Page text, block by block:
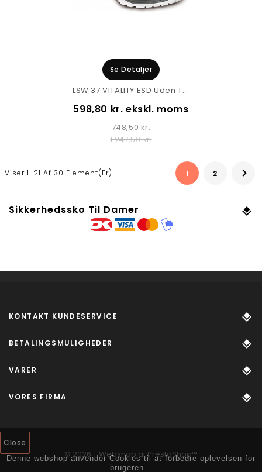
Se Detaljer
LSW 37 VITALITY ESD Uden Tå Kappe
598,80 kr. ekskl. moms
748,50 kr.
1.247,50 kr.
Viser 1-21 Af 30 Element(er) 1 2 
Sikkerhedssko Til Damer
KONTAKT KUNDESERVICE
BETALINGSMULIGHEDER
VARER
VORES FIRMA
Close
Denne webshop anvender Cookies til at forbedre oplevelsen for
brugeren.
© 2026 - Webshop af PrestaShop™